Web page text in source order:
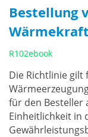
Bestellung
R102ebook
Die Richtlinie
für den Besteller
Einheitlichkeit in